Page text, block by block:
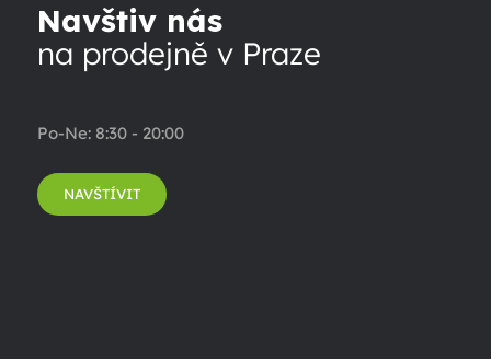
Navštiv nás
na prodejně v Praze
Po-Ne: 8:30 - 20:00
NAVŠTÍVIT